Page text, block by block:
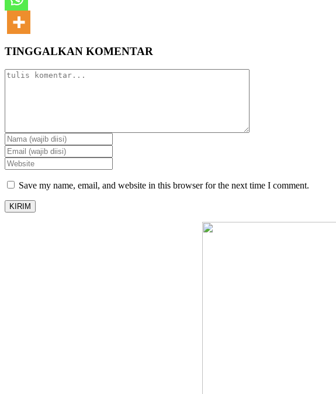
TINGGALKAN KOMENTAR
Save my name, email, and website in this browser for the next time I comment.